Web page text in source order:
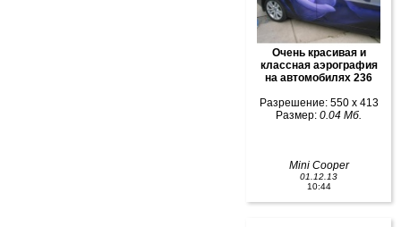
Очень красивая и
классная аэрография
на автомобилях 236
Разрешение: 550 x 413
Размер: 0.04 Мб.
Mini Cooper
01.12.13
10:44